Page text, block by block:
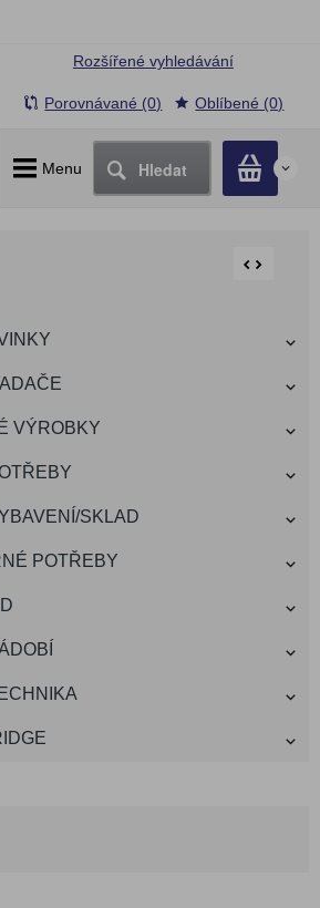
Menu Hledat 0
Rozšířené vyhledávání
Porovnávané (0) Oblíbené (0)
VÝROBKY
SKLAD
POTŘEBY